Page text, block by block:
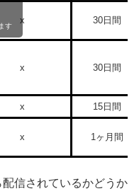
x 30日間
x 30日間
x 15日間
x 1ヶ月間
す
配信されているかどうか